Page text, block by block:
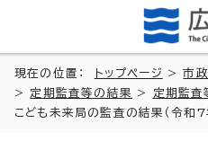
現在の位置： トップページ >市政
> 定期監査等の結果 > 定期監
こども未来局の監査の結果（令和